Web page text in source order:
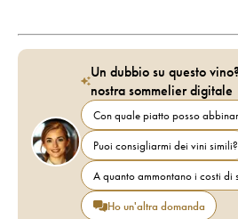
Un dubbio su questo
nostra sommelier digitale
Con quale piatto posso
Puoi consigliarmi dei vini simili?
A quanto ammontano i costi di
Ho un'altra domanda